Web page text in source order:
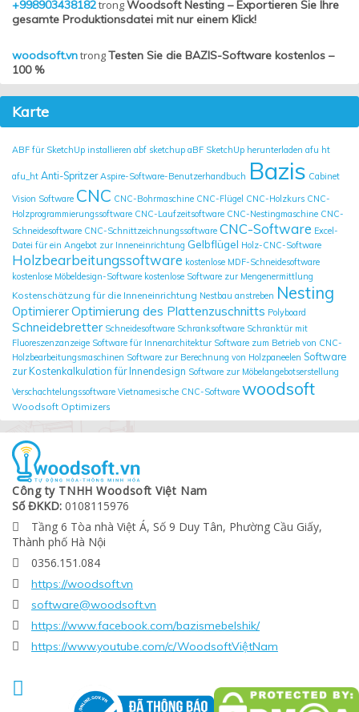
+998903438182trongWoodsoft Nesting – Exportieren Sie Ihre
gesamte Produktionsdatei mit nur einem Klick!
woodsoft.vntrongTesten Sie die BAZIS-Software kostenlos –
100 %
Karte
ABF für SketchUp installieren abf sketchup aBF SketchUp herunterladen afu ht
afu_ht Anti-Spritzer Aspire-Software-Benutzerhandbuch Bazis Cabinet
Vision Software CNC CNC-Bohrmaschine CNC-Flügel CNC-Holzkurs CNC-
Holzprogrammierungssoftware CNC-Laufzeitsoftware CNC-Nestingmaschine CNC-
Schneidesoftware CNC-Schnittzeichnungssoftware CNC-Software Excel-
Datei für ein Angebot zur Inneneinrichtung Gelbflügel Holz-CNC-Software
Holzbearbeitungssoftware kostenlose MDF-Schneidesoftware
kostenlose Möbeldesign-Software kostenlose Software zur Mengenermittlung
Kostenschätzung für die Inneneinrichtung Nestbau anstreben Nesting
OptimiererOptimierung des Plattenzuschnitts Polyboard
Schneidebretter Schneidesoftware Schranksoftware Schranktür mit
Fluoreszenzanzeige Software für Innenarchitektur Software zum Betrieb von CNC-
Holzbearbeitungsmaschinen Software zur Berechnung von Holzpaneelen Software
zur Kostenkalkulation für Innendesign Software zur Möbelangebotserstellung
Verschachtelungssoftware Vietnamesische CNC-Software woodsoft
Woodsoft Optimizers
Công ty TNHH Woodsoft Việt Nam
Số ĐKKD: 0108115976

Tầng 6 Tòa nhà Việt Á, Số 9 Duy Tân, Phường Cầu Giấy,
Thành phố Hà Nội
 0356.151.084
 https://woodsoft.vn
 software@woodsoft.vn
 https://www.facebook.com/bazismebelshik/
 https://www.youtube.com/c/WoodsoftViệtNam
